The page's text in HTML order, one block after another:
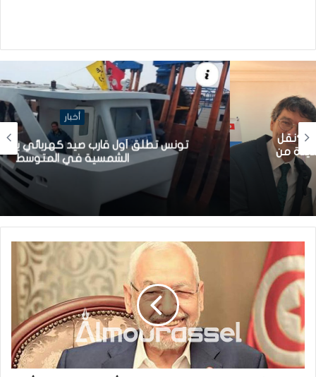
أخبار
تونس تطلق أول قارب صيد كهربائي يعمل بالطاقة
الشمسية في المتوسط